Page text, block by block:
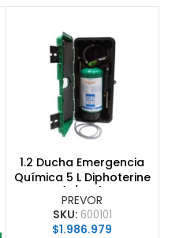
1.2 Ducha Emergencia
Química 5 L Diphoterine
(c/Box)
PREVOR
SKU: 600101
$1.986.979